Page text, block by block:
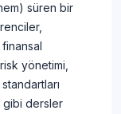
süren bir
yönetimi,
gibi dersler